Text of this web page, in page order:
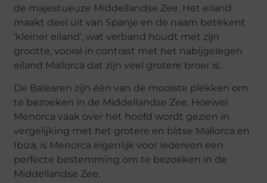
de majestueuze Middellandse Zee. Het eiland
maakt deel uit van Spanje en de naam betekent
‘kleiner eiland’, wat verband houdt met zijn
grootte, vooral in contrast met het nabijgelegen
eiland Mallorca dat zijn veel grotere broer is.
De Balearen zijn één van de mooiste plekken om
te bezoeken in de Middellandse Zee. Hoewel
Menorca vaak over het hoofd wordt gezien in
vergelijking met het grotere en blitse Mallorca en
Ibiza, is Menorca eigenlijk voor iedereen een
perfecte bestemming om te bezoeken in de
Middellandse Zee.